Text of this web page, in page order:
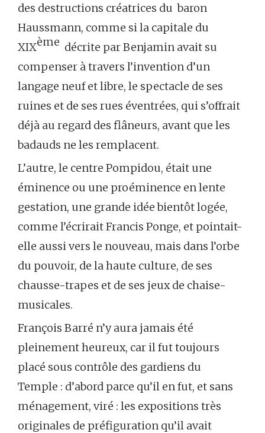
des destructions créatrices du baron
Haussmann, comme si la capitale du
XIXème décrite par Benjamin avait su
compenser à travers l’invention d’un
langage neuf et libre, le spectacle de ses
ruines et de ses rues éventrées, qui s’offrait
déjà au regard des flâneurs, avant que les
badauds ne les remplacent.
L’autre, le centre Pompidou, était une
éminence ou une proéminence en lente
gestation, une grande idée bientôt logée,
comme l’écrirait Francis Ponge, et pointait-
elle aussi vers le nouveau, mais dans l’orbe
du pouvoir, de la haute culture, de ses
chausse-trapes et de ses jeux de chaise-
musicales.
François Barré n’y aura jamais été
pleinement heureux, car il fut toujours
placé sous contrôle des gardiens du
Temple : d’abord parce qu’il en fut, et sans
ménagement, viré : les expositions très
originales de préfiguration qu’il avait